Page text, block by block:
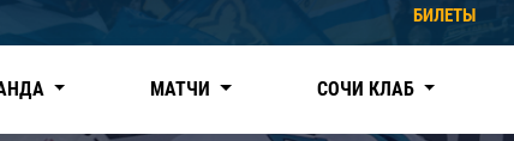
БИЛЕТЫ
МАТЧИ СОЧИ КЛАБ